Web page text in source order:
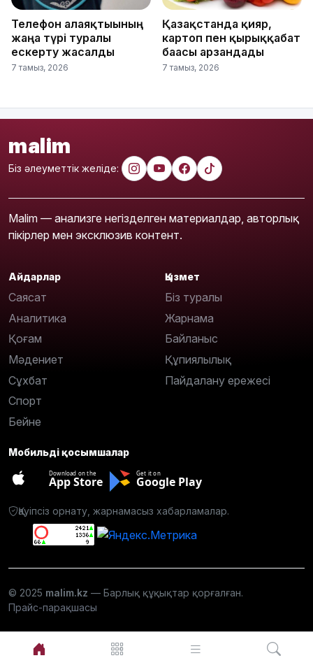
Телефон алаяқтығының
жаңа түрі туралы
ескерту жасалды
7 тамыз, 2026
Қазақстанда қияр,
картоп пен қырыққабат
бағасы арзандады
7 тамыз, 2026
malim
Біз әлеуметтік желіде:
Malim — анализге негізделген материалдар, авторлық
пікірлер мен эксклюзив контент.
Айдарлар
Саясат
Аналитика
Қоғам
Мәдениет
Сұхбат
Спорт
Бейне
Қызмет
Біз туралы
Жарнама
Байланыс
Құпиялылық
Пайдалану ережесі
Мобильді қосымшалар
Download on the
App Store
Get it on
Google Play
Қауіпсіз орнату, жарнамасыз хабарламалар.
© 2025 malim.kz — Барлық құқықтар қорғалған.
Прайс-парақшасы